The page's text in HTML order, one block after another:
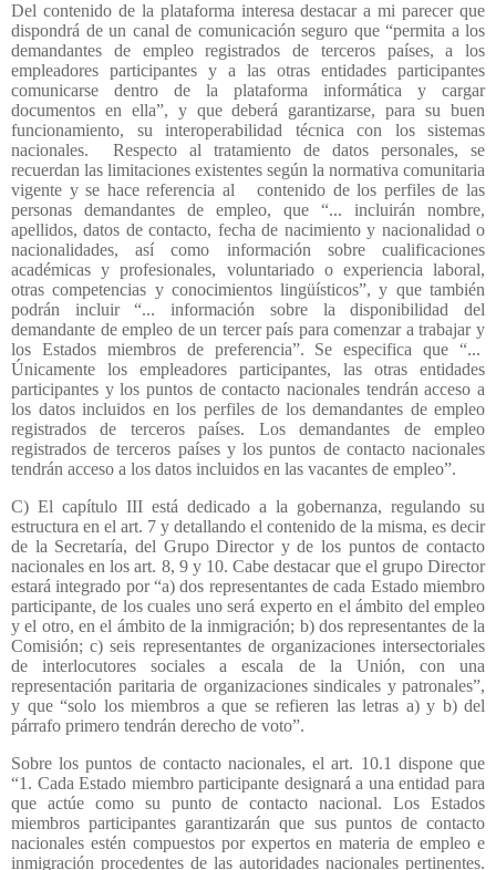
Del contenido de la plataforma interesa destacar a mi parecer que
dispondrá de un canal de comunicación seguro que “permita a los
demandantes de empleo registrados de terceros países, a los
empleadores participantes y a las otras entidades participantes
comunicarse dentro de la plataforma informática y cargar
documentos en ella”, y que deberá garantizarse, para su buen
funcionamiento, su interoperabilidad técnica con los sistemas
nacionales.
Respecto al tratamiento de datos personales, se
recuerdan las limitaciones existentes según la normativa comunitaria
vigente y se hace referencia al
contenido de los perfiles de las
personas demandantes de empleo, que “... incluirán nombre,
apellidos, datos de contacto, fecha de nacimiento y nacionalidad o
nacionalidades, así como información sobre cualificaciones
académicas y profesionales, voluntariado o experiencia laboral,
otras competencias y conocimientos lingüísticos”, y que también
podrán incluir “... información sobre la disponibilidad del
demandante de empleo de un tercer país para comenzar a trabajar y
los Estados miembros de preferencia”. Se especifica que “...
Únicamente los empleadores participantes, las otras entidades
participantes y los puntos de contacto nacionales tendrán acceso a
los datos incluidos en los perfiles de los demandantes de empleo
registrados de terceros países. Los demandantes de empleo
registrados de terceros países y los puntos de contacto nacionales
tendrán acceso a los datos incluidos en las vacantes de empleo”.
C) El capítulo III está dedicado a la gobernanza, regulando su
estructura en el art. 7 y detallando el contenido de la misma, es decir
de la Secretaría, del Grupo Director y de los puntos de contacto
nacionales en los art. 8, 9 y 10. Cabe destacar que el grupo Director
estará integrado por “a) dos representantes de cada Estado miembro
participante, de los cuales uno será experto en el ámbito del empleo
y el otro, en el ámbito de la inmigración; b) dos representantes de la
Comisión; c) seis representantes de organizaciones intersectoriales
de interlocutores sociales a escala de la Unión, con una
representación paritaria de organizaciones sindicales y patronales”,
y que “solo los miembros a que se refieren las letras a) y b) del
párrafo primero tendrán derecho de voto”.
Sobre los puntos de contacto nacionales, el art. 10.1 dispone que
“1. Cada Estado miembro participante designará a una entidad para
que actúe como su punto de contacto nacional. Los Estados
miembros participantes garantizarán que sus puntos de contacto
nacionales estén compuestos por expertos en materia de empleo e
inmigración procedentes de las autoridades nacionales pertinentes.